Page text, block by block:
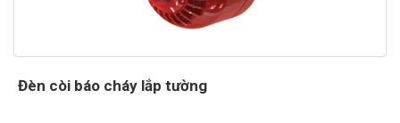
Đèn còi báo cháy lắp tường